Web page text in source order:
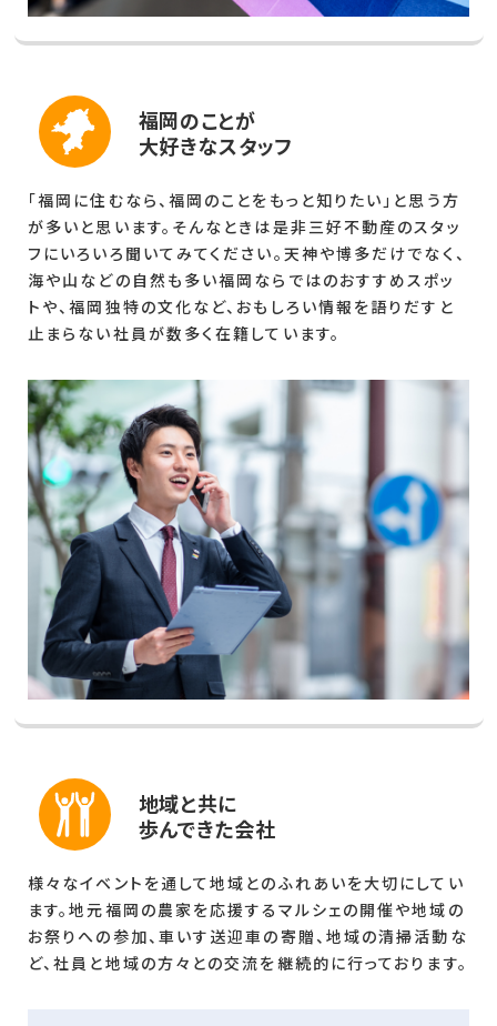
福岡のことが
大好きなスタッフ
「福岡に住むなら、福岡のことをもっと知りたい」と思う方
が多いと思います。そんなときは是非三好不動産のスタッ
フにいろいろ聞いてみてください。天神や博多だけでなく、
海や山などの自然も多い福岡ならではのおすすめスポッ
トや、福岡独特の文化など、おもしろい情報を語りだすと
止まらない社員が数多く在籍しています。
地域と共に
歩んできた会社
様々なイベントを通して地域とのふれあいを大切にしてい
ます。地元福岡の農家を応援するマルシェの開催や地域の
お祭りへの参加、車いす送迎車の寄贈、地域の清掃活動な
ど、社員と地域の方々との交流を継続的に行っております。